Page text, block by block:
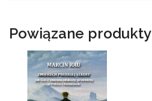
Powiązane produkty